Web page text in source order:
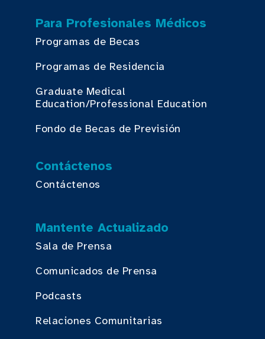
Para Profesionales Médicos
Programas de Becas
Programas de Residencia
Graduate Medical
Education/Professional Education
Fondo de Becas de Previsión
Contáctenos
Contáctenos
Mantente Actualizado
Sala de Prensa
Comunicados de Prensa
Podcasts
Relaciones Comunitarias